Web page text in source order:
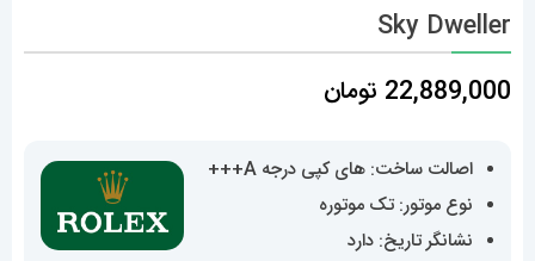
Sky Dweller
22,889,000 تومان
اصالت ساخت: های کپی درجه A+++
نوع موتور: تک موتوره
نشانگر تاریخ: دارد